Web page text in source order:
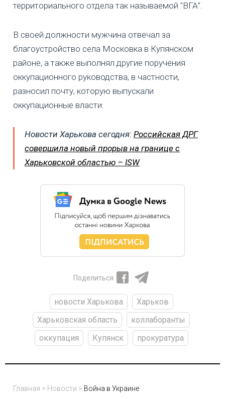
территориального отдела так называемой "ВГА".
В своей должности мужчина отвечал за
благоустройство села Московка в Купянском
районе, а также выполнял другие поручения
оккупационного руководства, в частности,
разносил почту, которую выпускали
оккупационные власти.
Новости Харькова сегодня: Российская ДРГ
совершила новый прорыв на границе с
Харьковской областью – ISW
Поделиться
новости Харькова
Харьков
Харьковская область
коллаборанты
оккупация
Купянск прокуратура
Главная > Новости > Война в Украине